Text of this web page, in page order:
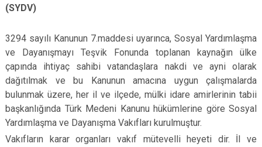
(SYDV)
3294 sayılı Kanunun 7.maddesi uyarınca, Sosyal Yardımlaşma
ve Dayanışmayı Teşvik Fonunda toplanan kaynağın ülke
çapında ihtiyaç sahibi vatandaşlara nakdi ve ayni olarak
dağıtılmak ve bu Kanunun amacına uygun çalışmalarda
bulunmak üzere, her il ve ilçede, mülki idare amirlerinin tabii
başkanlığında Türk Medeni Kanunu hükümlerine göre Sosyal
Yardımlaşma ve Dayanışma Vakıfları kurulmuştur.
Vakıfların karar organları vakıf mütevelli heyeti dir. İl ve